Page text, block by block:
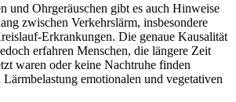
und Ohrgeräuschen gibt es auch Hinweise
zwischen Verkehrslärm, insbesondere
Erkrankungen. Die genaue Kausalität
erfahren Menschen, die längere Zeit
waren oder keine Nachtruhe finden
emotionalen und vegetativen